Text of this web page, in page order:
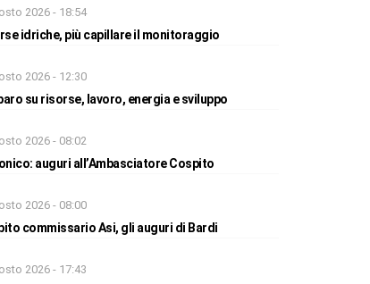
2026 - 18:54
idriche, più capillare il monitoraggio
2026 - 12:30
su risorse, lavoro, energia e sviluppo
2026 - 08:02
auguri all’Ambasciatore Cospito
2026 - 08:00
commissario Asi, gli auguri di Bardi
2026 - 17:43